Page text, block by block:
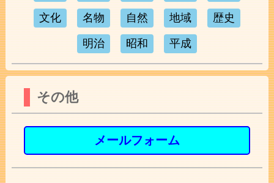
文化 名物 自然 地域 歴史
明治 昭和 平成
その他
メールフォーム